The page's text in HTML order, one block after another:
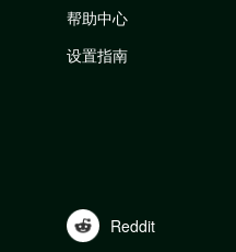
帮助中心
设置指南
Reddit